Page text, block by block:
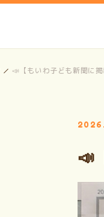
📣【もいわ子ども新聞に掲
📣